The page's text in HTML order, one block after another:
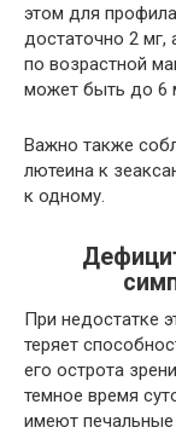
этом для
достаточно 2 мг,
по возрастной
может быть до 6
Важно также
лютеина к
к одному.
При недостатке
теряет
его острота
темное время
имеют